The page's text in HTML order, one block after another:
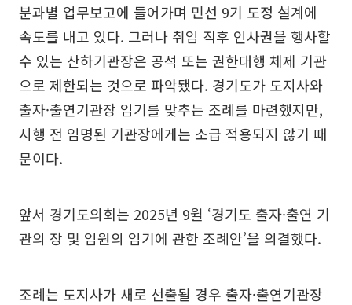
분과별 업무보고에 들어가며 민선 9기 도정 설계에
속도를 내고 있다. 그러나 취임 직후 인사권을 행사할
수 있는 산하기관장은 공석 또는 권한대행 체제 기관
으로 제한되는 것으로 파악됐다. 경기도가 도지사와
출자·출연기관장 임기를 맞추는 조례를 마련했지만,
시행 전 임명된 기관장에게는 소급 적용되지 않기 때
문이다.
앞서 경기도의회는 2025년 9월 ‘경기도 출자·출연 기
관의 장 및 임원의 임기에 관한 조례안’을 의결했다.
조례는 도지사가 새로 선출될 경우 출자·출연기관장